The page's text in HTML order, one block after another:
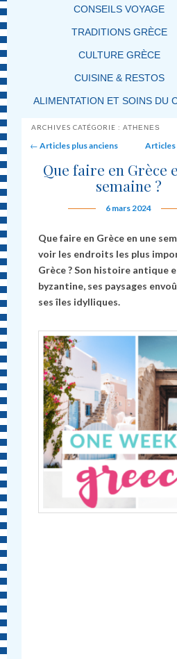
CONSEILS VOYAGE
TRADITIONS GRÈCE
CULTURE GRÈCE
CUISINE & RESTOS
ALIMENTATION ET SOINS DU
ARCHIVES CATÉGORIE :ATHENES
Post navigation
← Articles plus anciens Articles
Que faire en Grèce
semaine ?
6 mars 2024
Que faire en Grèce en une
voir les endroits les plus
Grèce ? Son histoire antique
byzantine, ses paysages
ses îles idylliques.